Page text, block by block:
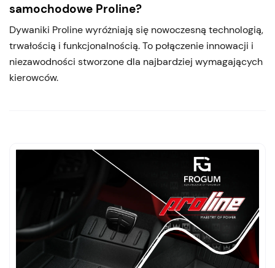
samochodowe Proline?
Dywaniki Proline wyróżniają się nowoczesną technologią,
trwałością i funkcjonalnością. To połączenie innowacji i
niezawodności stworzone dla najbardziej wymagających
kierowców.